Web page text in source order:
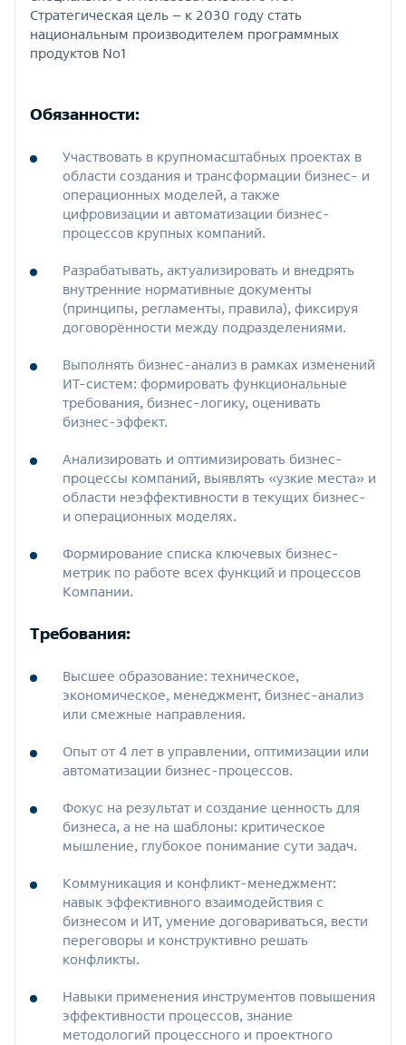
Стратегическая цель – к 2030 году стать
национальным производителем программных
продуктов No1
Обязанности:
Участвовать в крупномасштабных проектах в
области создания и трансформации бизнес- и
операционных моделей, а также
цифровизации и автоматизации бизнес-
процессов крупных компаний.
Разрабатывать, актуализировать и внедрять
внутренние нормативные документы
(принципы, регламенты, правила), фиксируя
договорённости между подразделениями.
Выполнять бизнес‑анализ в рамках изменений
ИТ‑систем: формировать функциональные
требования, бизнес‑логику, оценивать
бизнес‑эффект.
Анализировать и оптимизировать бизнес-
процессы компаний, выявлять «узкие места» и
области неэффективности в текущих бизнес-
и операционных моделях.
Формирование списка ключевых бизнес-
метрик по работе всех функций и процессов
Компании.
Требования:
Высшее образование: техническое,
экономическое, менеджмент, бизнес‑анализ
или смежные направления.
Опыт от 4 лет в управлении, оптимизации или
автоматизации бизнес‑процессов.
Фокус на результат и создание ценность для
бизнеса, а не на шаблоны: критическое
мышление, глубокое понимание сути задач.
Коммуникация и конфликт‑менеджмент:
навык эффективного взаимодействия с
бизнесом и ИТ, умение договариваться, вести
переговоры и конструктивно решать
конфликты.
Навыки применения инструментов повышения
эффективности процессов, знание
методологий процессного и проектного